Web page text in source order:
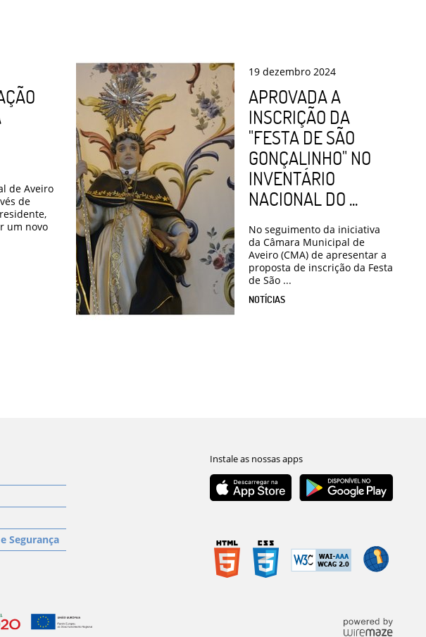
de Aveiro
de
um novo
19 dezembro 2024
APROVADA A
INSCRIÇÃO DA
"FESTA DE SÃO
GONÇALINHO" NO
INVENTÁRIO
NACIONAL DO ...
No seguimento da iniciativa
da Câmara Municipal de
Aveiro (CMA) de apresentar a
proposta de inscrição da Festa
de São ...
NOTÍCIAS
Segurança